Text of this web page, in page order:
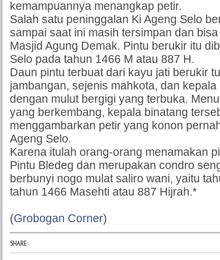
kemampuannya menangkap petir.
Salah satu peninggalan Ki Ageng Selo
sampai saat ini masih tersimpan dan
Masjid Agung Demak. Pintu berukir itu
Selo pada tahun 1466 M atau 887 H.
Daun pintu terbuat dari kayu jati berukir
jambangan, sejenis mahkota, dan
dengan mulut bergigi yang terbuka.
yang berkembang, kepala binatang
menggambarkan petir yang konon
Ageng Selo.
Karena itulah orang-orang menamakan
Pintu Bledeg dan merupakan condro
berbunyi nogo mulat saliro wani, yaitu
tahun 1466 Masehti atau 887 Hijrah.*
(Grobogan Corner)
SHARE :